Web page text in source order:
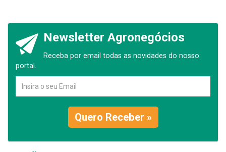
Newsletter Agronegócios
Receba por email todas as novidades do nosso
portal.
Quero Receber »